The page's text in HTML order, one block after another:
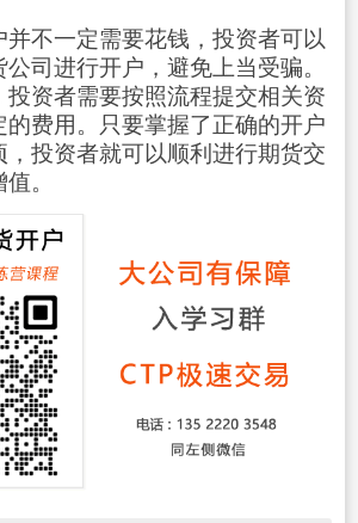
并不一定需要花钱，投资者可以
司进行开户，避免上当受骗。
投资者需要按照流程提交相关资
的费用。只要掌握了正确的开户
，投资者就可以顺利进行期货交
。